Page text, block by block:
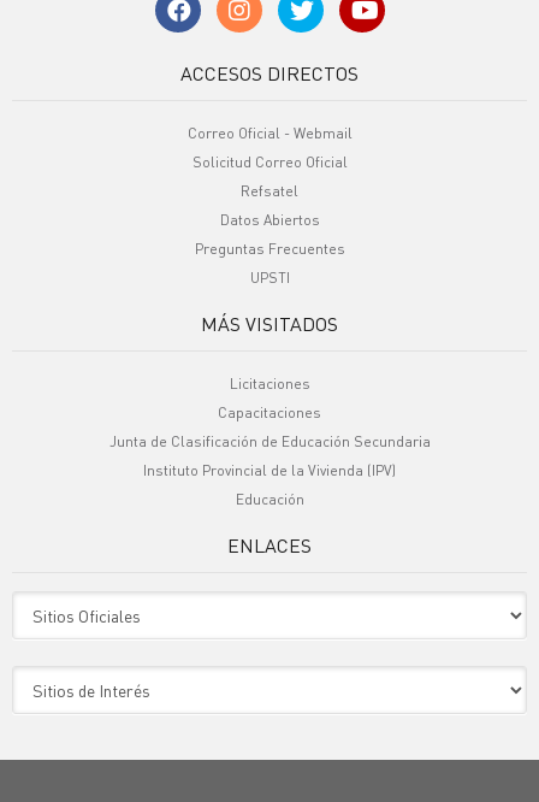
ACCESOS DIRECTOS
Correo Oficial - Webmail
Solicitud Correo Oficial
Refsatel
Datos Abiertos
Preguntas Frecuentes
UPSTI
MÁS VISITADOS
Licitaciones
Capacitaciones
Junta de Clasificación de Educación Secundaria
Instituto Provincial de la Vivienda (IPV)
Educación
ENLACES